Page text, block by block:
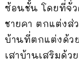
ซ้อนชั้น โดยที่จั่ว
ชายคา ตกแต่งส่
บ้านที่ตกแต่งด้ว
เสาบ้านเสริมด้